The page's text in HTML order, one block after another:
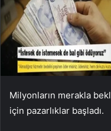
Milyonların merakla
için pazarlıklar başladı.